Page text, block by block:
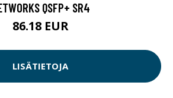
QSFP+ SR4
86.18 EUR
LISÄTIETOJA